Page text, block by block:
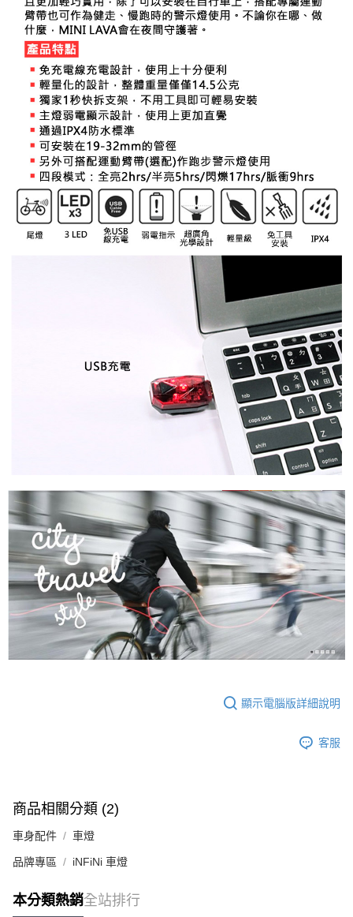
顯示電腦版詳細說明
客服
商品相關分類 (2)
車身配件 車燈
品牌專區 iNFiNi 車燈
本分類熱銷全站排行